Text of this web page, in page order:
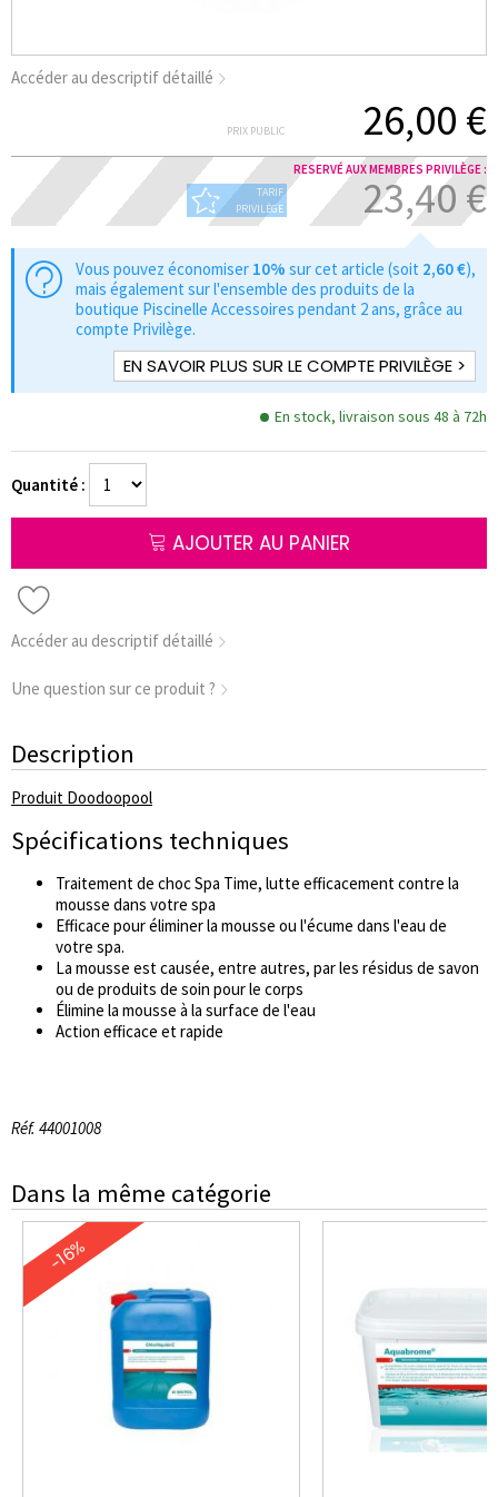
Accéder au descriptif détaillé
PRIX PUBLIC 26,00 €
RESERVÉ AUX MEMBRES PRIVILÈGE :
TARIF
PRIVILÈGE
23,40 €
Vous pouvez économiser 10% sur cet article (soit 2,60 €),
mais également sur l'ensemble des produits de la
boutique Piscinelle Accessoires pendant 2 ans, grâce au
compte Privilège.
EN SAVOIR PLUS SUR LE COMPTE PRIVILÈGE >
En stock, livraison sous 48 à 72h
Quantité :
AJOUTER AU PANIER
Accéder au descriptif détaillé
Une question sur ce produit ?
Description
Produit Doodoopool
Spécifications techniques
Traitement de choc Spa Time, lutte efficacement contre la
mousse dans votre spa
Efficace pour éliminer la mousse ou l'écume dans l'eau de
votre spa.
La mousse est causée, entre autres, par les résidus de savon
ou de produits de soin pour le corps
Élimine la mousse à la surface de l'eau
Action efficace et rapide
Réf. 44001008
Dans la même catégorie
-16%